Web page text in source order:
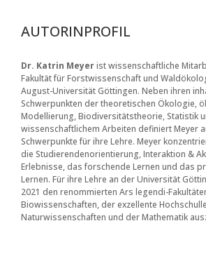
AUTORINPROFIL
Dr. Katrin Meyerist wissenschaftliche
Fakultät für Forstwissenschaft und
August-Universität Göttingen. Neben ihren
Schwerpunkten der theoretischen Ökologie,
Modellierung, Biodiversitätstheorie, Statistik
wissenschaftlichem Arbeiten definiert Meyer
Schwerpunkte für ihre Lehre. Meyer
die Studierendenorientierung, Interaktion &
Erlebnisse, das forschende Lernen und das
Lernen. Für ihre Lehre an der Universität
2021 den renommierten Ars legendi-
Biowissenschaften, der exzellente
Naturwissenschaften und der Mathematik